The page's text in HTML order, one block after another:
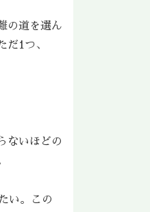
の道を選ん
だ1つ、
ないほどの
い。この